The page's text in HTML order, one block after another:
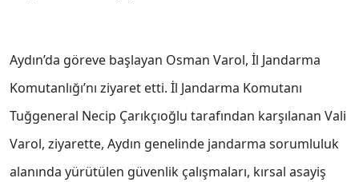
Aydın’da göreve başlayan Osman Varol, İl Jandarma
Komutanlığı’nı ziyaret etti. İl Jandarma Komutanı
Tuğgeneral Necip Çarıkçıoğlu tarafından karşılanan Vali
Varol, ziyarette, Aydın genelinde jandarma sorumluluk
alanında yürütülen güvenlik çalışmaları, kırsal asayiş